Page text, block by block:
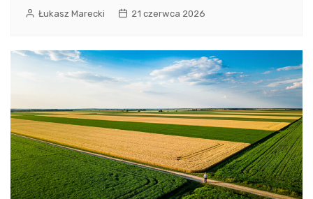
Łukasz Marecki 21 czerwca 2026